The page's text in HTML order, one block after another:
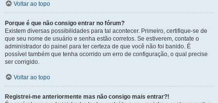
Voltar ao topo
Porque é que não consigo entrar no fórum?
Existem diversas possibilidades para tal acontecer. Primeiro, certifique-se de
que seu nome de usuário e senha estão corretos. Se estiverem, contate o
administrador do painel para ter certeza de que você não foi banido. É
possível também que tenha ocorrido um erro de configuração, o qual precise
ser corrigido.
Voltar ao topo
Registrei-me anteriormente mas não consigo mais entrar?!